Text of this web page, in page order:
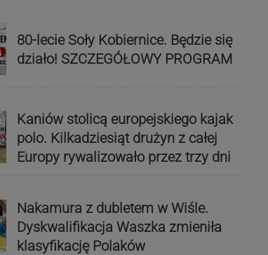
80-lecie Soły Kobiernice. Będzie się
działo! SZCZEGÓŁOWY PROGRAM
Kaniów stolicą europejskiego kajak
polo. Kilkadziesiąt drużyn z całej
Europy rywalizowało przez trzy dni
Nakamura z dubletem w Wiśle.
Dyskwalifikacja Waszka zmieniła
klasyfikację Polaków